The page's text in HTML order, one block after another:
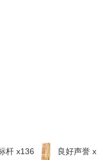
杆 x136
良好声誉